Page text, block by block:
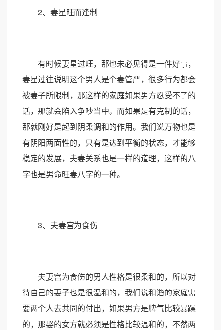
2、妻星旺而逢制
有时候妻星过旺，那也未必见得是一件好事，
妻星过往说明这个男人是个妻管严，很多行为都会
被妻子所限制，那这样的家庭如果男方忍受不了的
话，那就会陷入争吵当中。而如果是有克制的话，
那就刚好是起到阴柔调和的作用。我们说万物也是
有阴阳两面性的，只有是达到平衡的状态，才能够
稳定的发展，夫妻关系也是一样的道理，这样的八
字也是男命旺妻八字的一种。
3、夫妻宫为食伤
夫妻宫为食伤的男人性格是很柔和的，所以对
待自己的妻子也是很温和的，我们说和谐的家庭需
要两个人去共同的付出，如果男方是脾气比较暴躁
的，那娶的女方就必须是性格比较温和的，不然两